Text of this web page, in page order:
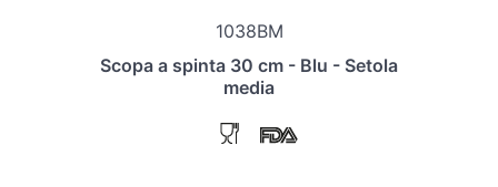
1038BM
Scopa a spinta 30 cm - Blu - Setola
media